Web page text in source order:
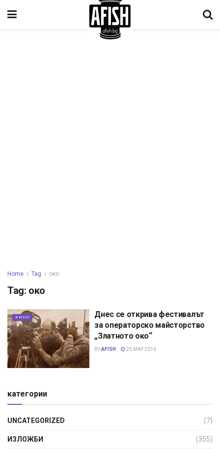
Home Tag око
Tag: око
КИНО
Днес се открива фестивалът
за операторско майсторство
„Златното око“
BYAFISH 25 MAY 2016
категории
UNCATEGORIZED (7)
ИЗЛОЖБИ (355)